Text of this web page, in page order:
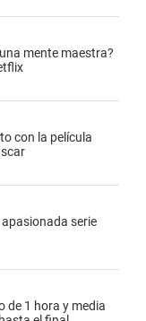
mente maestra?
con la película
serie
de 1 hora y media